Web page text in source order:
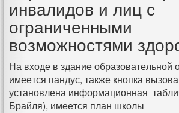
инвалидов и лиц с
ограниченными
возможностями
На входе в здание образовательной
имеется пандус, также кнопка
установлена информационная
Брайля), имеется план школы